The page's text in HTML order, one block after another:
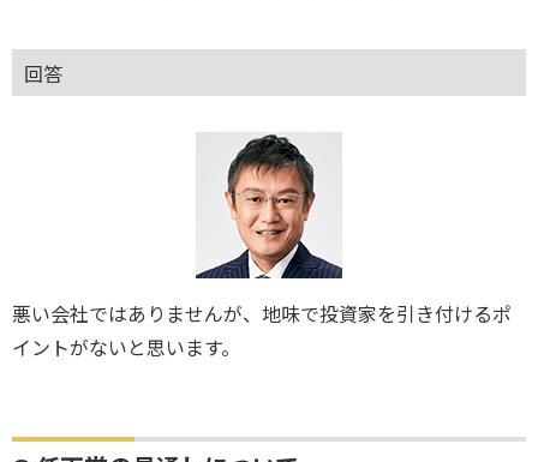
回答
悪い会社ではありませんが、地味で投資家を引き付けるポ
イントがないと思います。